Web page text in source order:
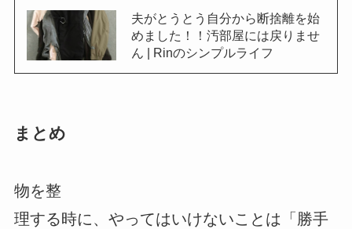
夫がとうとう自分から断捨離を始
めました！！汚部屋には戻りませ
ん | Rinのシンプルライフ
まとめ
物を整
理する時に、やってはいけないことは「勝手